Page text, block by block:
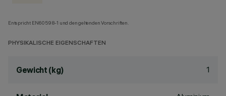
Entspricht EN60598-1 und den geltenden Vorschriften.
PHYSIKALISCHE EIGENSCHAFTEN
Gewicht (kg) 1